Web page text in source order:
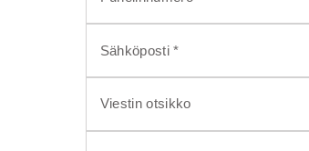
Sähköposti *
Viestin otsikko